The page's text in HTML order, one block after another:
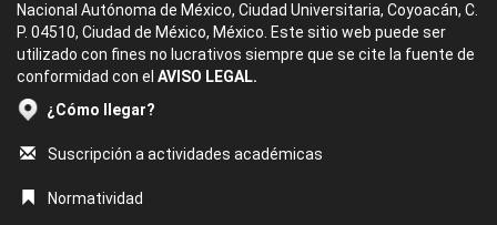
Nacional Autónoma de México, Ciudad Universitaria, Coyoacán, C.
P. 04510, Ciudad de México, México. Este sitio web puede ser
utilizado con fines no lucrativos siempre que se cite la fuente de
conformidad con el AVISO LEGAL.
¿Cómo llegar?
Suscripción a actividades académicas
Normatividad